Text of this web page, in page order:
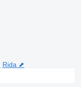
Rida ⬈